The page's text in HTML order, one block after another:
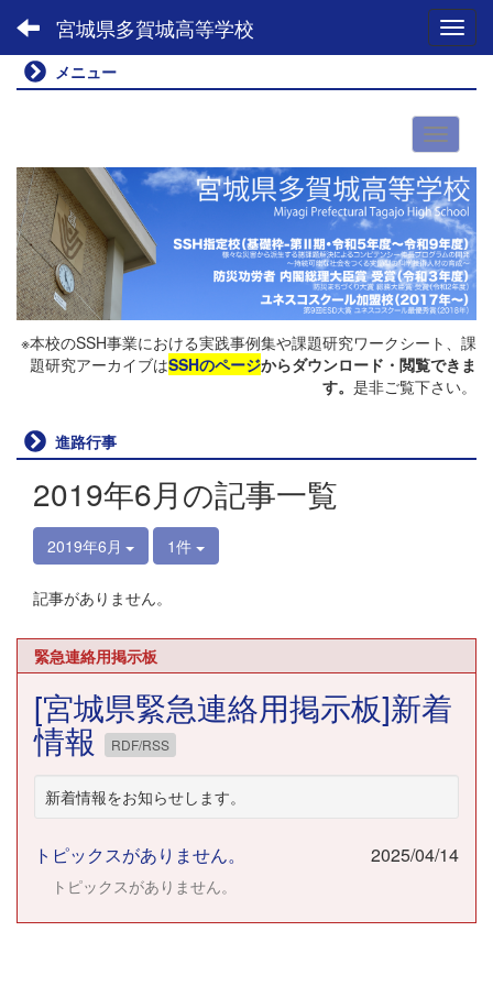
宮城県多賀城高等学校
メニュー
※本校のSSH事業における実践事例集や課題研究ワークシート、課
題研究アーカイブはSSHのページからダウンロード・閲覧できま
す。 是非ご覧下さい。
進路行事
2019年6月の記事一覧
2019年6月 1件
記事がありません。
緊急連絡用掲示板
[宮城県緊急連絡用掲示板]新着
情報 RDF/RSS
新着情報をお知らせします。
トピックスがありません。 2025/04/14
トピックスがありません。